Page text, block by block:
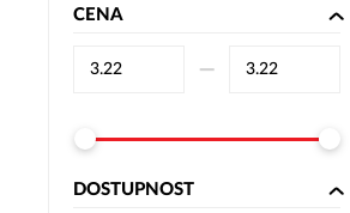
CENA
–⁠
DOSTUPNOST